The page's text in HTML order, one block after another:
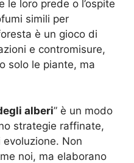
le loro prede o l’ospite
simili per
è un gioco di
e contromisure,
solo le piante, ma
alberi” è un modo
strategie raffinate,
Non
noi, ma elaborano